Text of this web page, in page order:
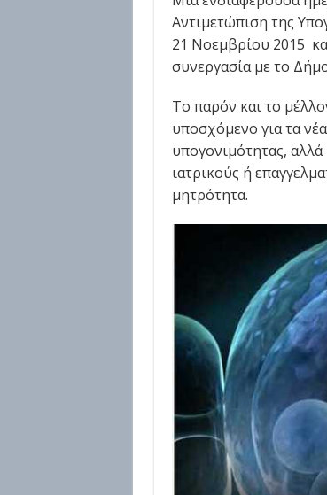
Αντιμετώπιση της
21 Νοεμβρίου 2015
συνεργασία με το
Το παρόν και το
υποσχόμενο για τα
υπογονιμότητας, αλλά
ιατρικούς ή
μητρότητα.